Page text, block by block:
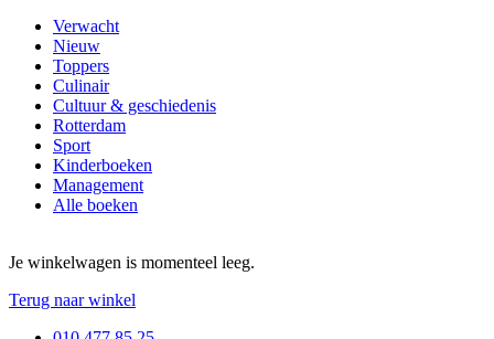
Verwacht
Nieuw
Toppers
Culinair
Cultuur & geschiedenis
Rotterdam
Sport
Kinderboeken
Management
Alle boeken
Je winkelwagen is momenteel leeg.
Terug naar winkel